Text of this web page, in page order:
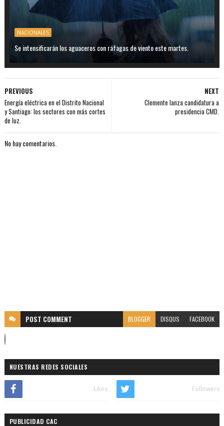
NACIONALES
Se intensificarán los aguaceros con ráfagas de viento este martes.
NEXT
Clemente lanza candidatura a
presidencia CMD.
PREVIOUS
Energía eléctrica en el Distrito Nacional
y Santiago: los sectores con más cortes
de luz.
No hay comentarios.
POST COMMENT BLOGGER DISQUS FACEBOOK
C
o
m
n
a
i
NUESTRAS REDES SOCIALES
Likes Followers
PUBLICIDAD CAC